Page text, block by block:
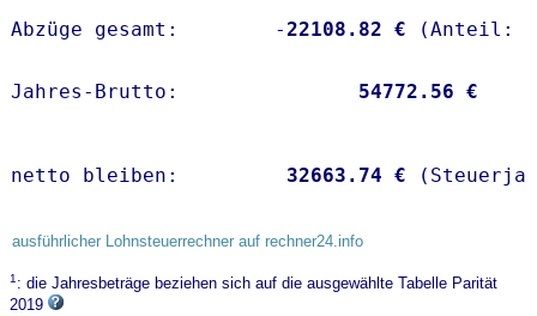
Abzüge gesamt:        -22108.82 €
Jahres-Brutto: 54772.56 €
netto bleiben: 32663.74 €
ausführlicher Lohnsteuerrechner auf rechner24.info
1: die Jahresbeträge beziehen sich auf die ausgewählte Tabelle Parität
2019